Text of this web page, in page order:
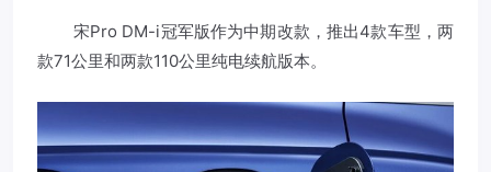
宋Pro DM-i冠军版作为中期改款，推出4款车型，两
款71公里和两款110公里纯电续航版本。